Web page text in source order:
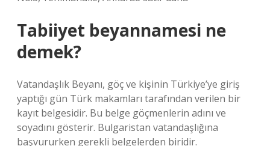
Tabiiyet beyannamesi ne
demek?
Vatandaşlık Beyanı, göç ve kişinin Türkiye’ye giriş
yaptığı gün Türk makamları tarafından verilen bir
kayıt belgesidir. Bu belge göçmenlerin adını ve
soyadını gösterir. Bulgaristan vatandaşlığına
başvururken gerekli belgelerden biridir.